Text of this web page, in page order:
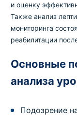
и оценку
Также анализ
мониторинга
реабилитации
Основные
анализа
Подозрение